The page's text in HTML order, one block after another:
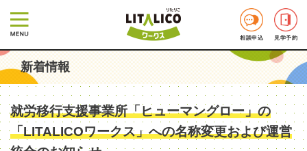
相談申込 見学予約
新着情報
就労移行支援事業所「ヒューマングロー」の
「LITALICOワークス」への名称変更および運営